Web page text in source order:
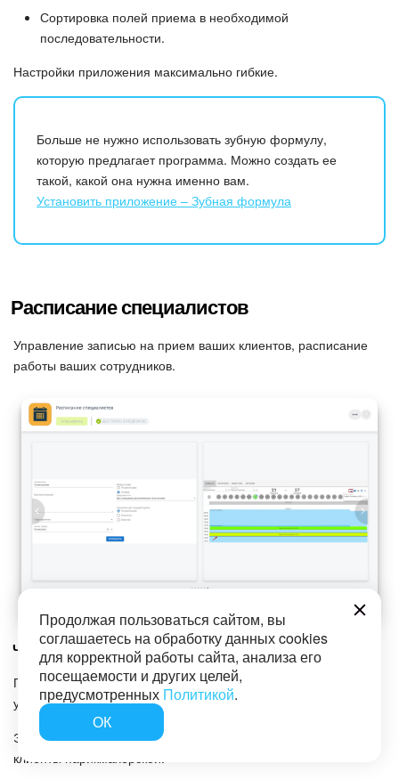
Сортировка полей приема в необходимой
последовательности.
Настройки приложения максимально гибкие.
Больше не нужно использовать зубную формулу,
которую предлагает программа. Можно создать ее
такой, какой она нужна именно вам.
Установить приложение – Зубная формула
Расписание специалистов
Управление записью на прием ваших клиентов, расписание
работы ваших сотрудников.
Чем полезно приложение
Приложение разработано для того, чтобы в Bitrix CRM было
удобно вести запись на прием.
Это могут быть пациенты в медицинском учреждении или
клиенты парикмахерской.
Продолжая пользоваться сайтом, вы
соглашаетесь на обработку данных cookies
для корректной работы сайта, анализа его
посещаемости и других целей,
предусмотренных Политикой.
ОК